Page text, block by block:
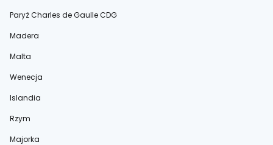
Paryż Charles de Gaulle CDG
Madera
Malta
Wenecja
Islandia
Rzym
Majorka